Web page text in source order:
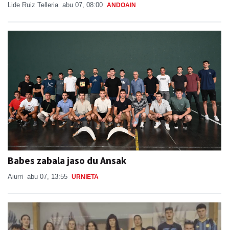
Lide Ruiz Telleria abu 07, 08:00 ANDOAIN
Babes zabala jaso du Ansak
Aiurri abu 07, 13:55 URNIETA